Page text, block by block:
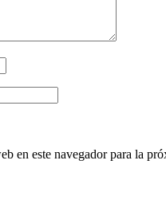
en este navegador para la